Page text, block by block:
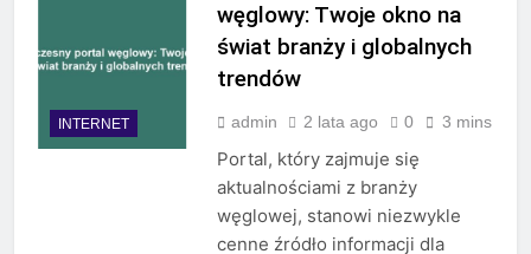
INTERNET
węglowy: Twoje okno na
świat branży i globalnych
trendów
admin 2 lata ago 0 3 mins
Portal, który zajmuje się
aktualnościami z branży
węglowej, stanowi niezwykle
cenne źródło informacji dla